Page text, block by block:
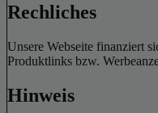
Rechliches
Unsere Webseite finanziert
Produktlinks bzw.
Hinweis